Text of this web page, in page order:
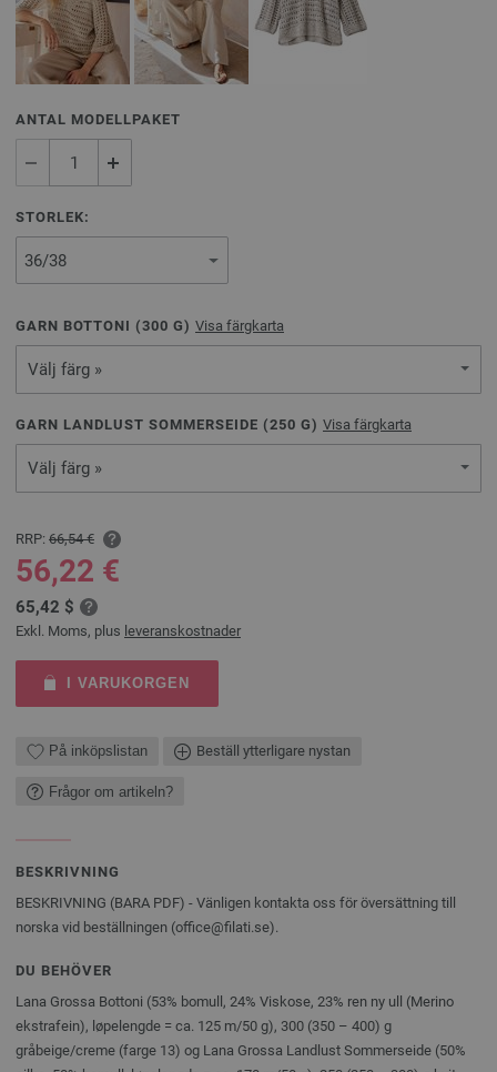
ANTAL MODELLPAKET
STORLEK:
GARN BOTTONI (300 G) Visa färgkarta
Välj färg »
GARN LANDLUST SOMMERSEIDE (250 G) Visa färgkarta
Välj färg »
RRP: 66,54 €
56,22 €
65,42 $
Exkl. Moms, plus leveranskostnader
I VARUKORGEN
På inköpslistan Beställ ytterligare nystan
Frågor om artikeln?
BESKRIVNING
BESKRIVNING (BARA PDF) - Vänligen kontakta oss för översättning till
norska vid beställningen (office@filati.se).
DU BEHÖVER
Lana Grossa Bottoni (53% bomull, 24% Viskose, 23% ren ny ull (Merino
ekstrafein), løpelengde = ca. 125 m/50 g), 300 (350 – 400) g
gråbeige/creme (farge 13) og Lana Grossa Landlust Sommerseide (50%